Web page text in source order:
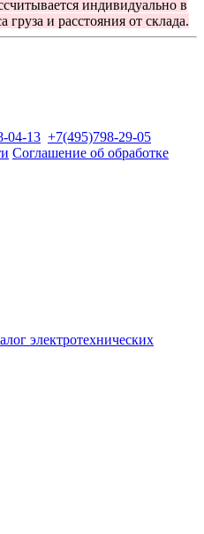
индивидуально в
груза и расстояния от склада.
04-13 +7(495)798-29-05
Соглашение об обработке